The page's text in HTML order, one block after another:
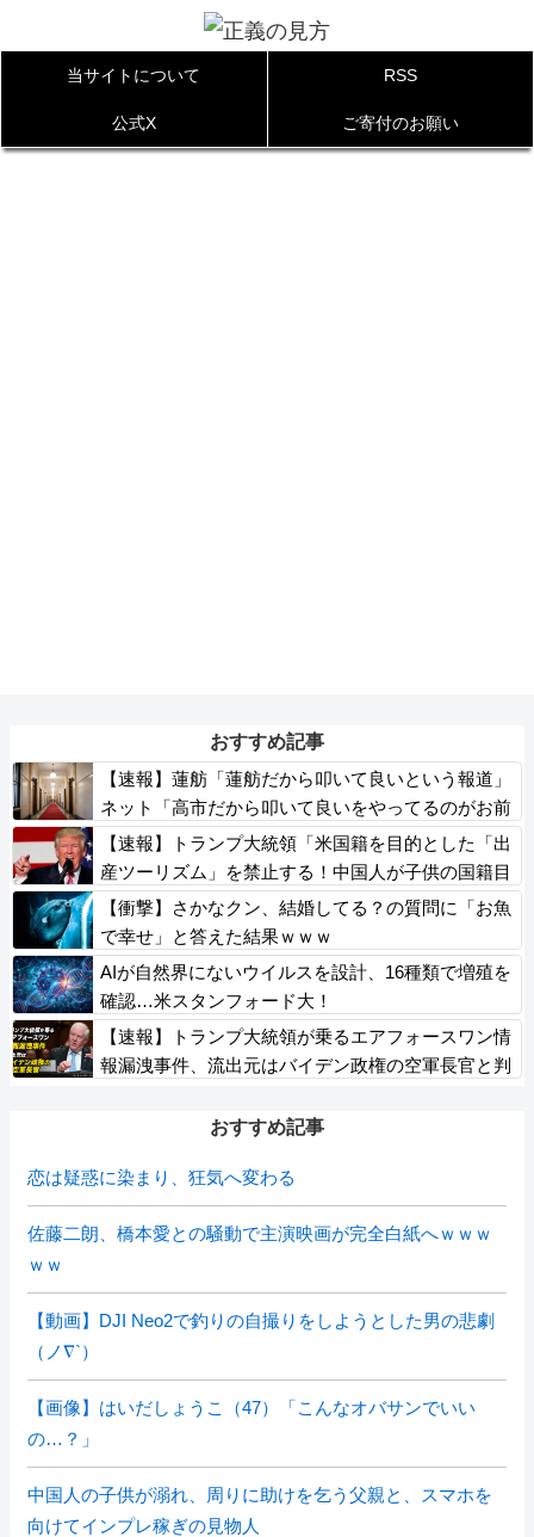
当サイトについて RSS
公式X ご寄付のお願い
おすすめ記事
【速報】蓮舫「蓮舫だから叩いて良いという報道」
ネット「高市だから叩いて良いをやってるのがお前
だろ」
【速報】トランプ大統領「米国籍を目的とした「出
産ツーリズム」を禁止する！中国人が子供の国籍目
的に出産しに来るのはおかしい！」ｗｗｗｗｗｗｗ
ｗｗｗｗｗｗ
【衝撃】さかなクン、結婚してる？の質問に「お魚
で幸せ」と答えた結果ｗｗｗ
AIが自然界にないウイルスを設計、16種類で増殖を
確認…米スタンフォード大！
【速報】トランプ大統領が乗るエアフォースワン情
報漏洩事件、流出元はバイデン政権の空軍長官と判
おすすめ記事
恋は疑惑に染まり、狂気へ変わる
佐藤二朗、橋本愛との騒動で主演映画が完全白紙へｗｗｗ
ｗｗ
【動画】DJI Neo2で釣りの自撮りをしようとした男の悲劇
（ノ∇`）
【画像】はいだしょうこ（47）「こんなオバサンでいい
の…？」
中国人の子供が溺れ、周りに助けを乞う父親と、スマホを
向けてインプレ稼ぎの見物人